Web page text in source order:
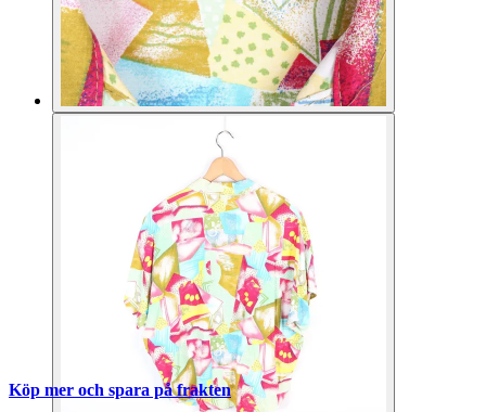
Köp mer och spara på frakten